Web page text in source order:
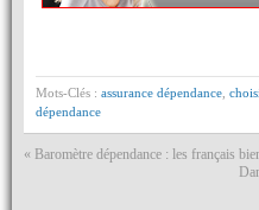
Mots-Clés : assurance dépendance
dépendance
« Baromètre dépendance : les français